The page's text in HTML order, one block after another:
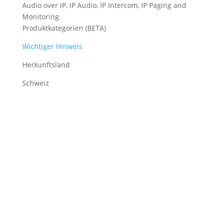
Audio over IP, IP Audio, IP Intercom, IP Paging and
Monitoring
Produktkategorien (BETA)
Wichtiger Hinweis
Herkunftsland
Schweiz